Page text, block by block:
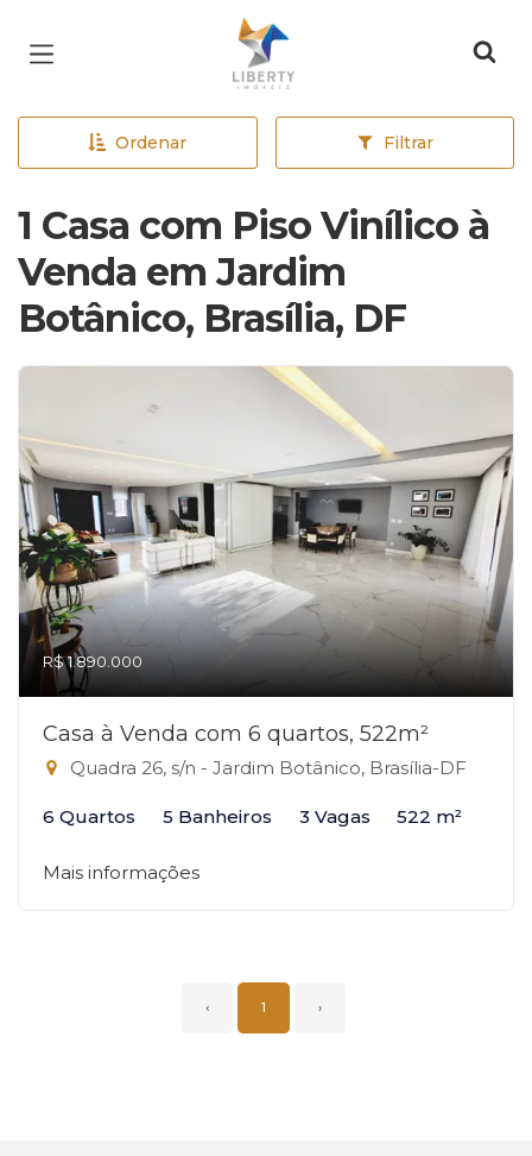
Página inicial
Ordenar Filtrar
1 Casa com Piso Vinílico à
Venda em Jardim
Botânico, Brasília, DF
R$ 1.890.000
Casa à Venda com 6 quartos, 522m²
Quadra 26, s/n - Jardim Botânico, Brasília-DF
6 Quartos 5 Banheiros 3 Vagas 522 m²
Mais informações
‹ 1 ›